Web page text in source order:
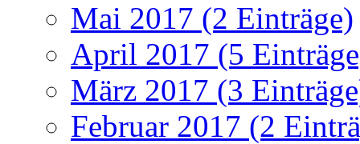
Mai 2017 (2 Einträge)
April 2017 (5
März 2017 (3
Februar 2017 (2